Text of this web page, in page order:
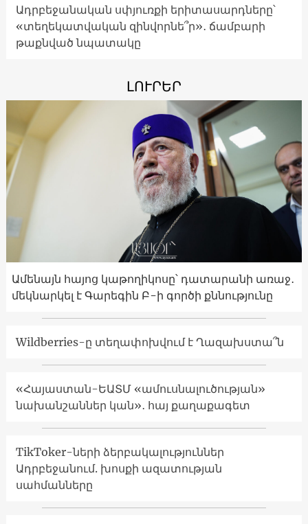
Ադրբեջանական սփյուռքի երիտասարդները՝
«տեղեկատվական զինվորնե՞ր»․ ճամբարի
թաքնված նպատակը
ԼՈՒՐԵՐ
Ամենայն հայոց կաթողիկոսը՝ դատարանի առաջ․
մեկնարկել է Գարեգին Բ-ի գործի քննությունը
Wildberries-ը տեղափոխվում է Ղազախստա՞ն
«Հայաստան-ԵԱՏՄ «ամուսնալուծության»
նախանշաններ կան»․ հայ քաղաքագետ
TikToker-ների ձերբակալություններ
Ադրբեջանում. խոսքի ազատության
սահմանները